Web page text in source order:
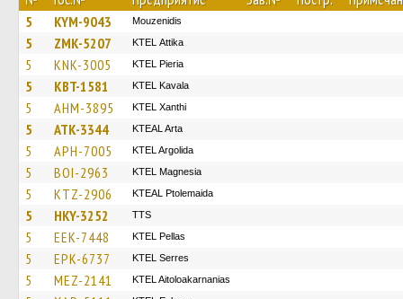
5 KYM-9043 Mouzenidis
5 ZMK-5207 KΤΕL Αttika
5 KNK-3005 KTEL Pieria
5 KBT-1581 KTEL Kavala
5 AHM-3895 KTEL Xanthi
5 ATK-3344 KTEAL Arta
5 APH-7005 KTEL Argolida
5 BOI-2963 ΚΤΕL Magnesia
5 KTZ-2906 KTEAL Ptolemaida
5 HKY-3252 TTS
5 EEK-7448 KTEL Pellas
5 EPK-6737 KTEL Serres
5 MEZ-2141 KTEL Aitoloakarnanias